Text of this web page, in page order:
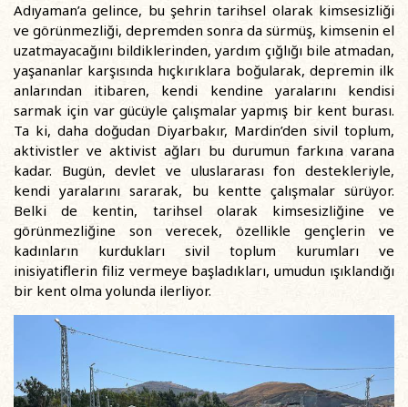
Adıyaman’a gelince, bu şehrin tarihsel olarak kimsesizliği
ve görünmezliği, depremden sonra da sürmüş, kimsenin el
uzatmayacağını bildiklerinden, yardım çığlığı bile atmadan,
yaşananlar karşısında hıçkırıklara boğularak, depremin ilk
anlarından itibaren, kendi kendine yaralarını kendisi
sarmak için var gücüyle çalışmalar yapmış bir kent burası.
Ta ki, daha doğudan Diyarbakır, Mardin’den sivil toplum,
aktivistler ve aktivist ağları bu durumun farkına varana
kadar. Bugün, devlet ve uluslararası fon destekleriyle,
kendi yaralarını sararak, bu kentte çalışmalar sürüyor.
Belki de kentin, tarihsel olarak kimsesizliğine ve
görünmezliğine son verecek, özellikle gençlerin ve
kadınların kurdukları sivil toplum kurumları ve
inisiyatiflerin filiz vermeye başladıkları, umudun ışıklandığı
bir kent olma yolunda ilerliyor.